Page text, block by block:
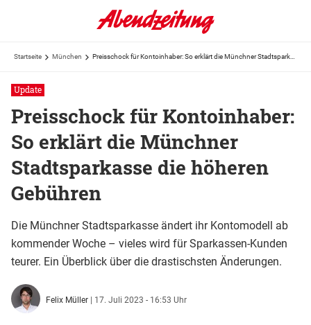
Startseite München
Update
Preisschock für Kontoinhaber:
So erklärt die Münchner
Stadtsparkasse die höheren
Gebühren
Die Münchner Stadtsparkasse ändert ihr Kontomodell ab
kommender Woche – vieles wird für Sparkassen-Kunden
teurer. Ein Überblick über die drastischsten Änderungen.
Felix Müller | 17. Juli 2023 - 16:53 Uhr